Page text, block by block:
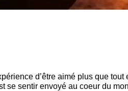
d’être aimé plus que
se sentir envoyé au coeur du